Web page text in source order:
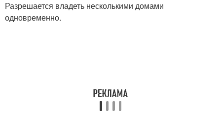
Разрешается владеть несколькими домами
одновременно.